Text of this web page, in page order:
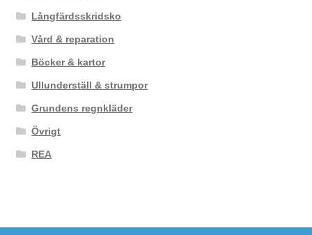
Långfärdsskridsko
Vård & reparation
Böcker & kartor
Ullunderställ & strumpor
Grundens regnkläder
Övrigt
REA